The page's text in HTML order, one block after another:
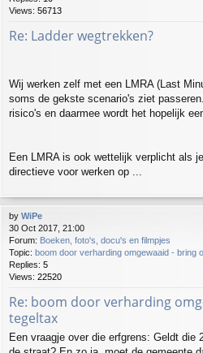
Views: 56713
Re: Ladder wegtrekken?
Wij werken zelf met een LMRA (Last
soms de gekste scenario's ziet
risico's en daarmee wordt het hopelijk
Een LMRA is ook wettelijk verplicht als
directieve voor werken op ...
by WiPe
30 Oct 2017, 21:00
Forum: Boeken, foto's, docu's en filmpjes
Topic: boom door verharding omgewaaid - bring
Replies: 5
Views: 22520
Re: boom door verharding
tegeltax
Een vraagje over die erfgrens: Geldt die